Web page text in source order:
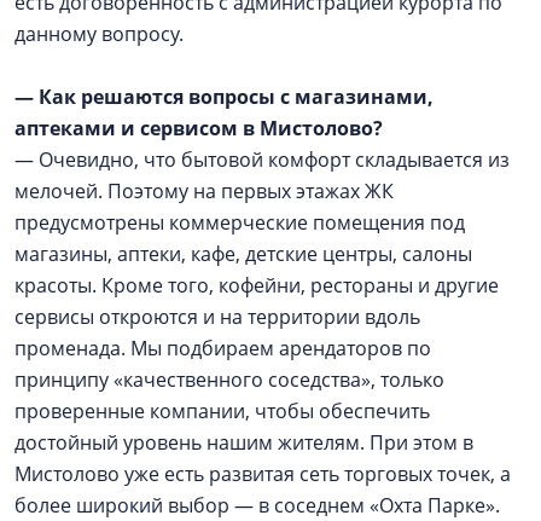
данному вопросу.
— Как решаются вопросы с магазинами,
аптеками и сервисом в Мистолово?
— Очевидно, что бытовой комфорт складывается из
мелочей. Поэтому на первых этажах ЖК
предусмотрены коммерческие помещения под
магазины, аптеки, кафе, детские центры, салоны
красоты. Кроме того, кофейни, рестораны и другие
сервисы откроются и на территории вдоль
променада. Мы подбираем арендаторов по
принципу «качественного соседства», только
проверенные компании, чтобы обеспечить
достойный уровень нашим жителям. При этом в
Мистолово уже есть развитая сеть торговых точек, а
более широкий выбор — в соседнем «Охта Парке».